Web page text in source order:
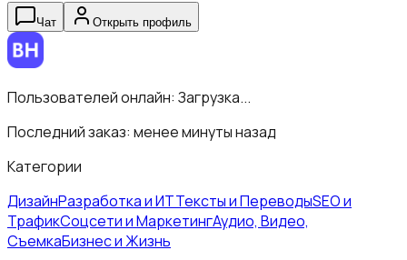
Чат Открыть профиль
Пользователей онлайн: Загрузка...
Последний заказ: менее минуты назад
Категории
ДизайнРазработка и ИТТексты и ПереводыSEO и
ТрафикСоцсети и МаркетингАудио, Видео,
СъемкаБизнес и Жизнь